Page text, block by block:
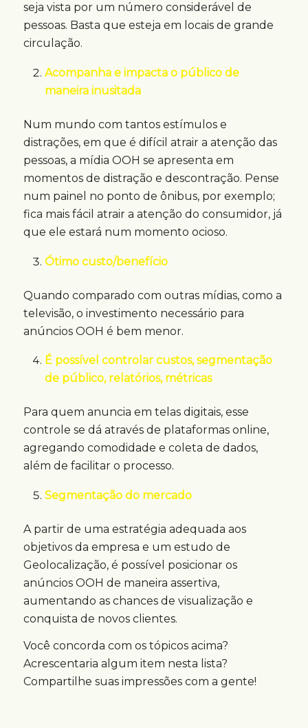
seja vista por um número considerável de
pessoas. Basta que esteja em locais de grande
circulação.
Acompanha e impacta o público de
maneira inusitada
Num mundo com tantos estímulos e
distrações, em que é difícil atrair a atenção das
pessoas, a mídia OOH se apresenta em
momentos de distração e descontração. Pense
num painel no ponto de ônibus, por exemplo;
fica mais fácil atrair a atenção do consumidor, já
que ele estará num momento ocioso.
Ótimo custo/benefício
Quando comparado com outras mídias, como a
televisão, o investimento necessário para
anúncios OOH é bem menor.
É possível controlar custos, segmentação
de público, relatórios, métricas
Para quem anuncia em telas digitais, esse
controle se dá através de plataformas online,
agregando comodidade e coleta de dados,
além de facilitar o processo.
Segmentação do mercado
A partir de uma estratégia adequada aos
objetivos da empresa e um estudo de
Geolocalização, é possível posicionar os
anúncios OOH de maneira assertiva,
aumentando as chances de visualização e
conquista de novos clientes.
Você concorda com os tópicos acima?
Acrescentaria algum item nesta lista?
Compartilhe suas impressões com a gente!